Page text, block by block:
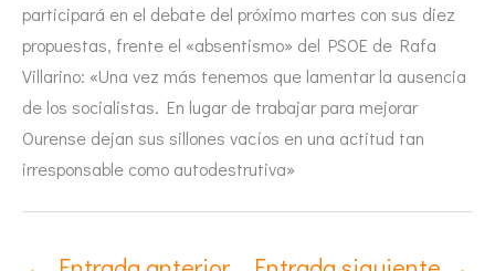
participará en el debate del próximo martes con sus diez
propuestas, frente el «absentismo» del PSOE de Rafa
Villarino: «Una vez más tenemos que lamentar la ausencia
de los socialistas. En lugar de trabajar para mejorar
Ourense dejan sus sillones vacíos en una actitud tan
irresponsable como autodestrutiva»